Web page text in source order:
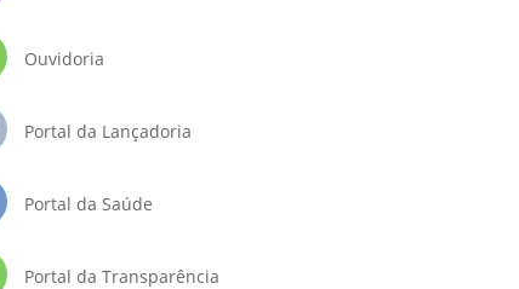
Ouvidoria
Portal da Lançadoria
Portal da Saúde
Portal da Transparência